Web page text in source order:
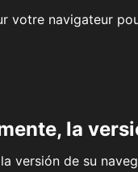
votre navigateur
la
versión de su